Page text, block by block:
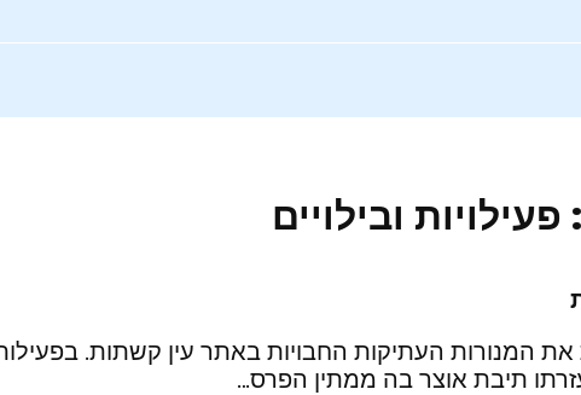
ובילויים
המנורות העתיקות החבויות באתר עין קשתות.
תיבת אוצר בה ממתין הפרס…